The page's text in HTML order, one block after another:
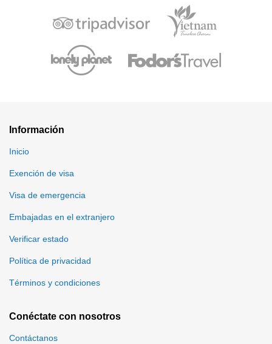
Información
Inicio
Exención de visa
Visa de emergencia
Embajadas en el extranjero
Verificar estado
Política de privacidad
Términos y condiciones
Conéctate con nosotros
Contáctanos